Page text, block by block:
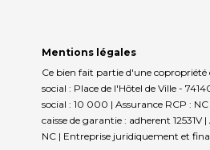
Mentions légales
Ce bien fait partie d'une copropriété
social : Place de l'Hôtel de Ville -
social : 10 000 | Assurance RCP : NC
caisse de garantie : adherent
NC | Entreprise juridiquement et